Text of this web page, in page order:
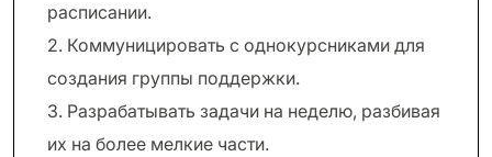
расписании.
2. Коммуницировать с однокурсниками для
создания группы поддержки.
3. Разрабатывать задачи на неделю, разбивая
их на более мелкие части.